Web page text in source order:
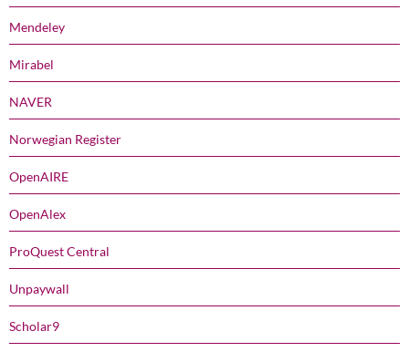
Mendeley
Mirabel
NAVER
Norwegian Register
OpenAIRE
OpenAlex
ProQuest Central
Unpaywall
Scholar9